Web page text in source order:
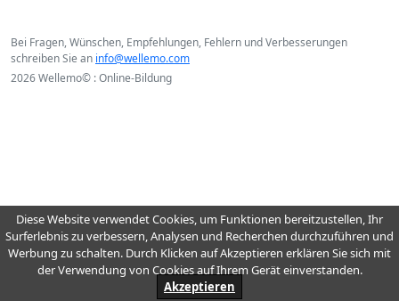
Bei Fragen, Wünschen, Empfehlungen, Fehlern und Verbesserungen
schreiben Sie an info@wellemo.com
2026 Wellemo© : Online-Bildung
Diese Website verwendet Cookies, um Funktionen bereitzustellen, Ihr
Surferlebnis zu verbessern, Analysen und Recherchen durchzuführen und
Werbung zu schalten. Durch Klicken auf Akzeptieren erklären Sie sich mit
der Verwendung von Cookies auf Ihrem Gerät einverstanden.
Akzeptieren